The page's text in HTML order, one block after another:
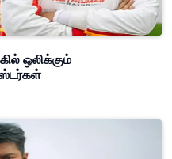
ஒலிக்கும்